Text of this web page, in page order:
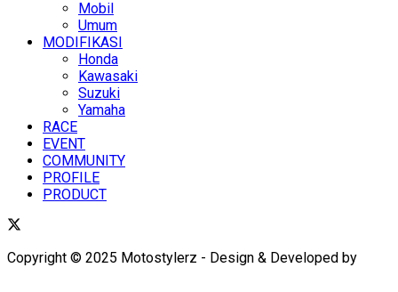
Mobil
Umum
MODIFIKASI
Honda
Kawasaki
Suzuki
Yamaha
RACE
EVENT
COMMUNITY
PROFILE
PRODUCT
Copyright © 2025 Motostylerz - Design & Developed by